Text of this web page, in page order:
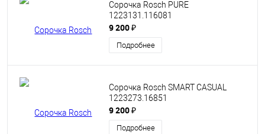
Сорочка Rosch PURE
1223131.116081
9 200 ₽
Подробнее
Сорочка Rosch SMART CASUAL
1223273.16851
9 200 ₽
Подробнее